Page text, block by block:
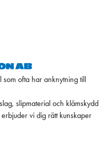
som ofta har anknytning till
slipmaterial och klämskydd
vi dig rätt kunskaper